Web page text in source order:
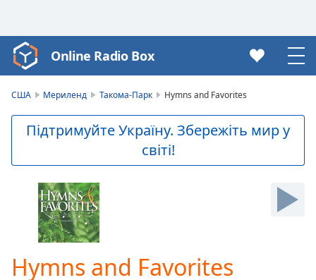
Video
Player
Video
Skip
Current
Online Radio Box
США Мериленд Такома-Парк Hymns and Favorites
Підтримуйте Україну. Збережіть мир у
світі!
Hymns and Favorites